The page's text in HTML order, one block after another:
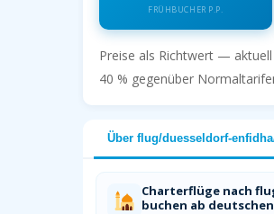
FRÜHBUCHER P.P.
Preise als Richtwert —
40 % gegenüber
Über flug/duesseldorf-
Charterflüge nach
buchen ab